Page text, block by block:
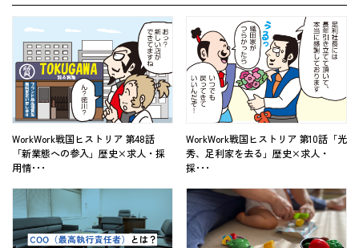
WorkWork戦国ヒストリア 第48話
「新業態への参入」歴史×求人・採
用情･･･
WorkWork戦国ヒストリア 第10話「光
秀、足利家を去る」歴史×求人・
採･･･